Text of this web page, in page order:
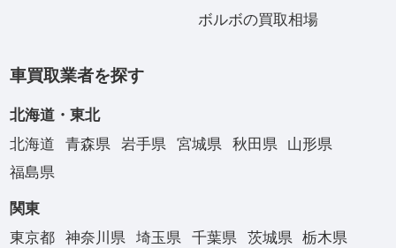
ボルボの買取相場
車買取業者を探す
北海道・東北
北海道
青森県 岩手県 宮城県 秋田県
山形県
福島県
関東
東京都
神奈川県 埼玉県 千葉県 茨城県
栃木県